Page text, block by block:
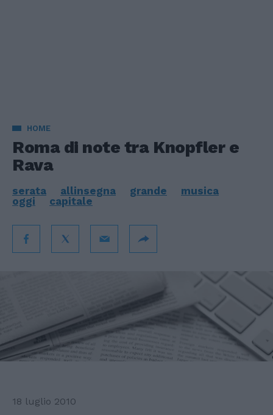
HOME
Roma di note tra Knopfler e
Rava
serata allinsegna grande
musica
oggi
capitale
18 luglio 2010